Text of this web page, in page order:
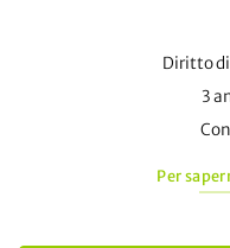
Diritto di
3
Per